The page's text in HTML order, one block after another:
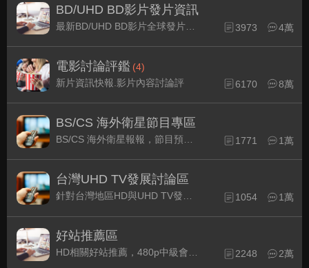
BD/UHD BD影片發片資訊
3973 4萬
電影討論評鑑 (4)
新片資訊快報.影片內容討論評
6170 8萬
BS/CS 海外衛星節目專區
1771 1萬
台灣UHD TV發展討論區
1054 1萬
好站推薦區
HD相關好站推薦，480p中級會員以上限定 2248 2萬